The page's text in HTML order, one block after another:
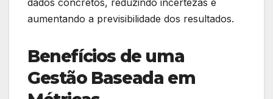
aumentando a previsibilidade dos resultados.
Benefícios de uma
Gestão Baseada em